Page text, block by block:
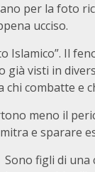
per la foto
ucciso.
Islamico”. Il
già visti in
combatte e
meno il
e sparare
Sono figli di una